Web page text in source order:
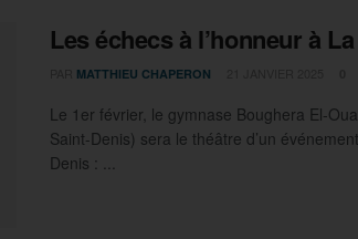
Les échecs à l’honneur à
MATTHIEU CHAPERON
Le 1er février, le gymnase Boughera El-
Saint-Denis) sera le théâtre d’un
Denis : ...